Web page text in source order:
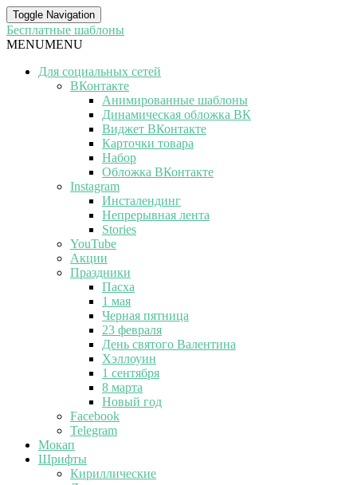
Toggle Navigation
Бесплатные шаблоны
MENUMENU
Для социальных сетей
ВКонтакте
Анимированные шаблоны
Динамическая обложка ВК
Виджет ВКонтакте
Карточки товара
Набор
Обложка ВКонтакте
Instagram
Инсталендинг
Непрерывная лента
Stories
YouTube
Акции
Праздники
Пасха
1 мая
Черная пятница
23 февраля
День святого Валентина
Хэллоуин
1 сентября
8 марта
Новый год
Facebook
Telegram
Мокап
Шрифты
Кириллические